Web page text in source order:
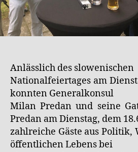
Anlässlich des slowenischen
Nationalfeiertages am
konnten Generalkonsul
Milan Predan und seine
Predan am Dienstag, dem
zahlreiche Gäste aus Politik,
öffentlichen Lebens bei